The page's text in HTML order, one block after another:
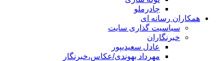
چادرملو
همکاران رسانه ای
سیاسیت گذاری سایت
خبرنگاران
عادل سعیدیپور
مهرداد بهوندی/عکاس،خبرنگار